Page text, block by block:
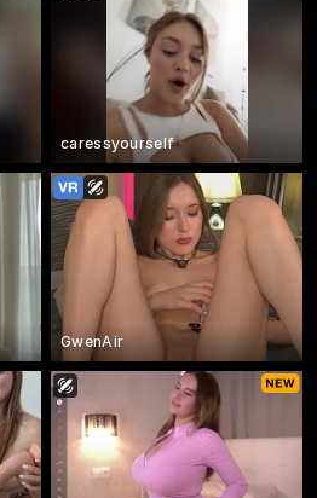
caressyourself
GwenAir